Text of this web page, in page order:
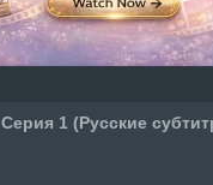
Серия 1 (Русские